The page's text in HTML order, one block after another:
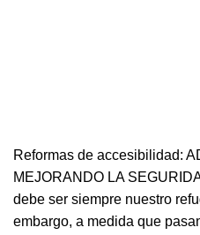
Reformas de accesibilidad:
MEJORANDO LA
debe ser siempre nuestro
embargo, a medida que